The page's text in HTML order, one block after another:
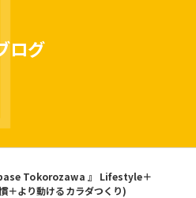
ログ
Tokorozawa 』 Lifestyle＋
＋より動けるカラダつくり)